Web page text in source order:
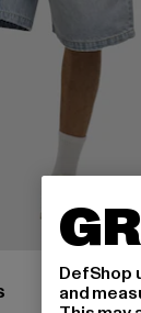
DefShop
and